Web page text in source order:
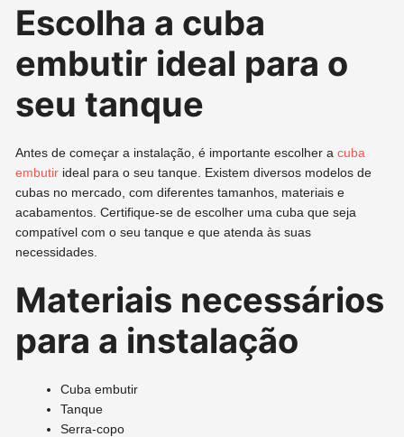
Escolha a cuba
embutir ideal para o
seu tanque
Antes de começar a instalação, é importante escolher acuba
embutir ideal para o seu tanque. Existem diversos modelos de
cubas no mercado, com diferentes tamanhos, materiais e
acabamentos. Certifique-se de escolher uma cuba que seja
compatível com o seu tanque e que atenda às suas
necessidades.
Materiais necessários
para a instalação
Cuba embutir
Tanque
Serra-copo